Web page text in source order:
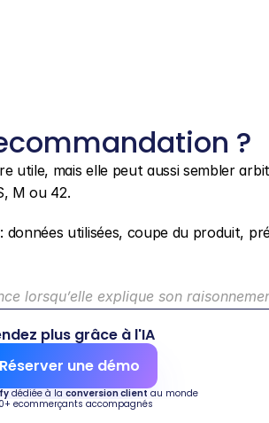
?
utile, mais elle peut aussi sembler
M ou 42.
données utilisées, coupe du produit,
lorsqu’elle explique son
plus grâce à l'IA
Réserver une démo
dédiée à la conversion client au monde
ecommerçants accompagnés